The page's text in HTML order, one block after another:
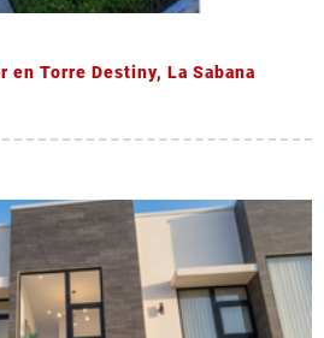
Torre Destiny, La Sabana